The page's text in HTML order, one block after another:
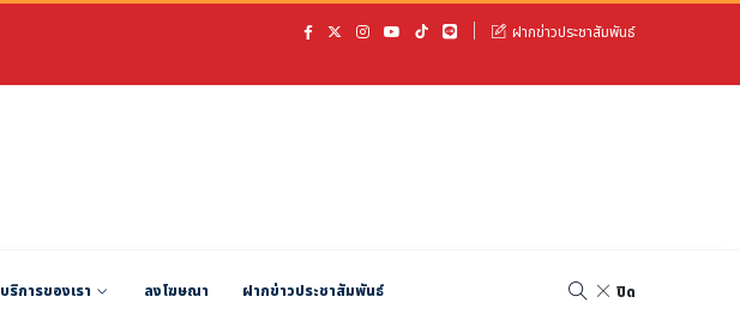
ฝากข่าวประชาสัมพันธ์
บริการของเรา ลงโฆษณา ฝากข่าวประชาสัมพันธ์ ปิด